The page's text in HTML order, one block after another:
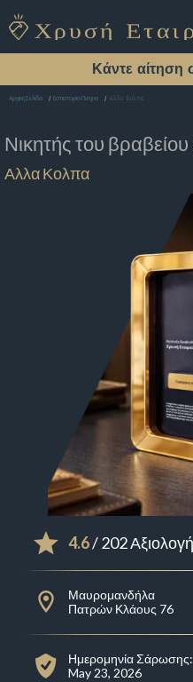
Κάντε αίτηση
Αρχική Σελίδα Εστιατόριο Πατρα Αλλα Κολπα
Νικητής του βραβείου
Αλλα Κολπα
4.6/ 202
Μαυρομανδήλα
Πατρών Κλάους 76
Ημερομηνία Σάρωσης:
May 23, 2026